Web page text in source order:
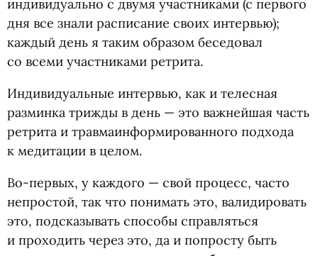
индивидуально с двумя участниками (с первого
дня все знали расписание своих интервью);
каждый день я таким образом беседовал
со всеми участниками ретрита.
Индивидуальные интервью, как и телесная
разминка трижды в день — это важнейшая часть
ретрита и травмаинформированного подхода
к медитации в целом.
Во-первых, у каждого — свой процесс, часто
непростой, так что понимать это, валидировать
это, подсказывать способы справляться
и проходить через это, да и попросту быть